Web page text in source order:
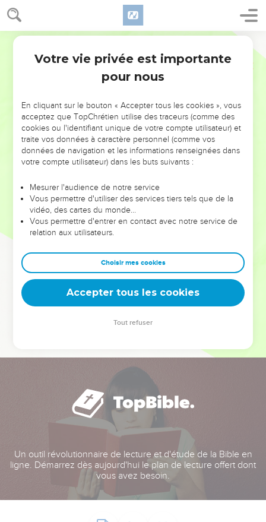
NE MANQUEZ PAS L’ÉVÉNEMENT
DE L’ANNÉE !
ET SI LEURS ERREURS POUVAIENT VOUS ÉVITER LES
VOTRES ?
leur foi ou leur vision. Mais on voit moins les doutes, les erreurs
et les saisons difficiles qu'ils ont traversés, alors même que ce
sont elles qui les ont façonnés.
Dans cette conférence, leaders, entrepreneurs, et responsables
clés pour avancer avec plus de sagesse afin que leurs erreurs
deviennent vos tremplins. Que vous guidiez un ministère, une
équipe, un groupe ou une famille, leur expérience est faite
Un outil révolutionnaire de lecture et d'étude de la Bible en
ligne. Démarrez dès aujourd'hui le plan de lecture offert dont
vous avez besoin.
Votre vie privée est importante
pour nous
En cliquant sur le bouton « Accepter tous les cookies », vous
acceptez que TopChrétien utilise des traceurs (comme des
cookies ou l'identifiant unique de votre compte utilisateur) et
traite vos données à caractère personnel (comme vos
données de navigation et les informations renseignées dans
votre compte utilisateur) dans les buts suivants :
Mesurer l'audience de notre service
Vous permettre d'utiliser des services tiers tels que de la
vidéo, des cartes du monde…
Vous permettre d'entrer en contact avec notre service de
relation aux utilisateurs.
Choisir mes cookies
Accepter tous les cookies
Tout refuser